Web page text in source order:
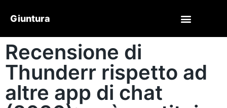
Giuntura
Recensione di
Thunderr rispetto ad
altre app di chat